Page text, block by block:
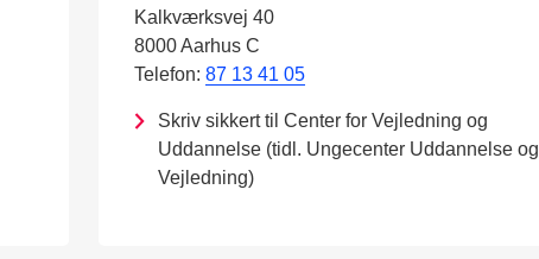
Kalkværksvej 40
8000 Aarhus C
Telefon:87 13 41 05
Skriv sikkert til Center for Vejledning og
Uddannelse (tidl. Ungecenter Uddannelse og
Vejledning)